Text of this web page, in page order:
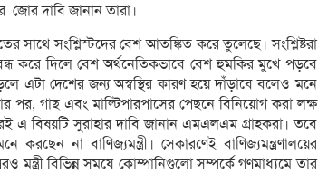
দাবি জানান তারা।
সাথে সংশ্লিস্টদের বেশ আতঙ্কিত করে তুলেছে। সংশ্লিষ্টরা
করে দিলে বেশ অর্থনেতিকভাবে বেশ হুমকির মুখে পড়বে
এটা দেশের জন্য অস্বস্থির কারণ হয়ে দাঁড়াবে বলেও মনে
পর, গাছ এবং মাল্টিপারপাসের পেছনে বিনিয়োগ করা লক্ষ
এ বিষয়টি সুরাহার দাবি জানান এমএলএম গ্রাহকরা। তবে
না বাণিজ্যমন্ত্রী। সেকারণেই বাণিজ্যমন্ত্রণালয়ের
মন্ত্রী বিভিন্ন সমযে কোম্পানিগুলো সম্পর্কে গণমাধ্যমে তার